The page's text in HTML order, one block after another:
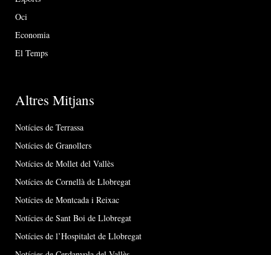
Oci
Economia
El Temps
Altres Mitjans
Notícies de Terrassa
Notícies de Granollers
Notícies de Mollet del Vallès
Notícies de Cornellà de Llobregat
Notícies de Montcada i Reixac
Notícies de Sant Boi de Llobregat
Notícies de l’Hospitalet de Llobregat